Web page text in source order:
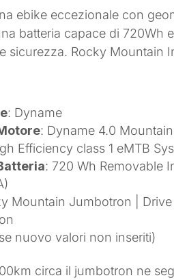
ebike eccezionale con
batteria capace di 720Wh
sicurezza. Rocky Mountain
: Dyname
: Dyname 4.0
Efficiency class 1 eMTB
: 720 Wh Removable
Mountain Jumbotron |
nuovo valori non inseriti)
circa il jumbotron ne